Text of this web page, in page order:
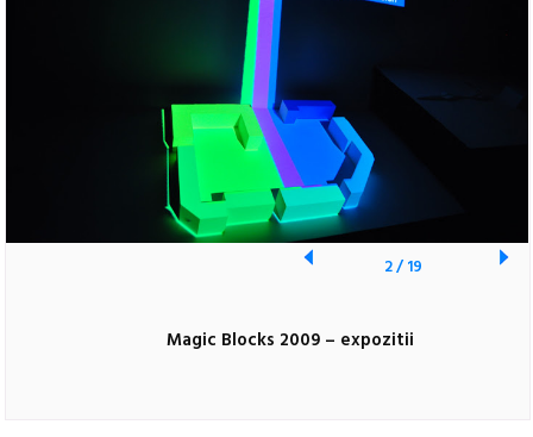
Magic Blocks 2009 – expozitii
2/19